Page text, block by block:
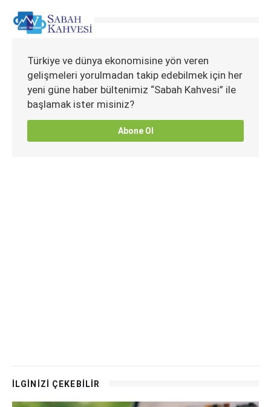
Türkiye ve dünya ekonomisine yön veren
gelişmeleri yorulmadan takip edebilmek için her
yeni güne haber bültenimiz “Sabah Kahvesi” ile
başlamak ister misiniz?
Abone Ol
İLGİNİZİ ÇEKEBİLİR